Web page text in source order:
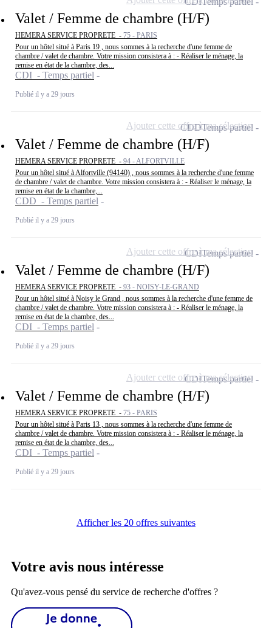
Valet / Femme de chambre (H/F)
HEMERA SERVICE PROPRETE - 75 - PARIS
Pour un hôtel situé à Paris 19 , nous sommes à la recherche d'une femme de
chambre / valet de chambre. Votre mission consistera à : - Réaliser le ménage, la
remise en état de la chambre, des...
CDI - Temps partiel
Publié il y a 29 jours
Valet / Femme de chambre (H/F)
HEMERA SERVICE PROPRETE - 94 - ALFORTVILLE
Pour un hôtel situé à Alfortville (94140) , nous sommes à la recherche d'une femme
de chambre / valet de chambre. Votre mission consistera à : - Réaliser le ménage, la
remise en état de la chambre,...
CDD - Temps partiel
Publié il y a 29 jours
CDDTemps partiel
Ajouter cette offre à ma sélection
Valet / Femme de chambre (H/F)
HEMERA SERVICE PROPRETE - 93 - NOISY-LE-GRAND
Pour un hôtel situé à Noisy le Grand , nous sommes à la recherche d'une femme de
chambre / valet de chambre. Votre mission consistera à : - Réaliser le ménage, la
remise en état de la chambre, des...
CDI - Temps partiel
Publié il y a 29 jours
CDITemps partiel
Ajouter cette offre à ma sélection
Valet / Femme de chambre (H/F)
HEMERA SERVICE PROPRETE - 75 - PARIS
Pour un hôtel situé à Paris 13 , nous sommes à la recherche d'une femme de
chambre / valet de chambre. Votre mission consistera à : - Réaliser le ménage, la
remise en état de la chambre, des...
CDI - Temps partiel
Publié il y a 29 jours
CDITemps partiel
Ajouter cette offre à ma sélection
Afficher les 20 offres suivantes
Votre avis nous intéresse
Qu'avez-vous pensé du service de recherche d'offres ?